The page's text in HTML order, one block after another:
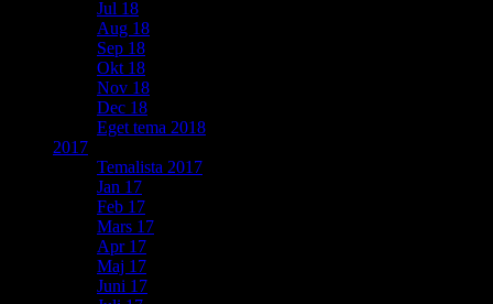
Jul 18
Aug 18
Sep 18
Okt 18
Nov 18
Dec 18
Eget tema 2018
2017
Temalista 2017
Jan 17
Feb 17
Mars 17
Apr 17
Maj 17
Juni 17